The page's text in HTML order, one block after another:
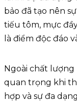
bảo đã tạo nên
tiếu tôm, mực
là điểm độc đáo
Ngoài chất
quan trọng khi
hợp và sự đa